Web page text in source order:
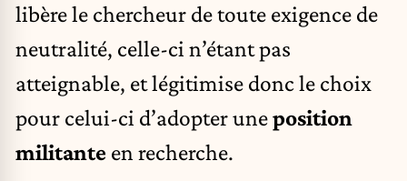
libère le chercheur de toute exigence de
neutralité, celle-ci n’étant pas
atteignable, et légitimise donc le choix
pour celui-ci d’adopter uneposition
militante en recherche.